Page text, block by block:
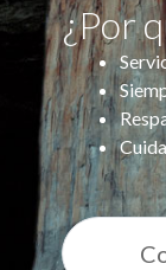
¿Por